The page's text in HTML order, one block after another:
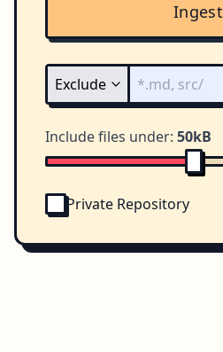
Ingest
Include files under: 50kB
Private Repository